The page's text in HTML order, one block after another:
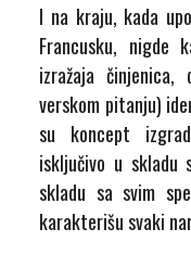
I na kraju, kada
Francusku, nigde
izražaja
verskom pitanju)
su koncept
isključivo u skladu
skladu sa svim
karakterišu svaki